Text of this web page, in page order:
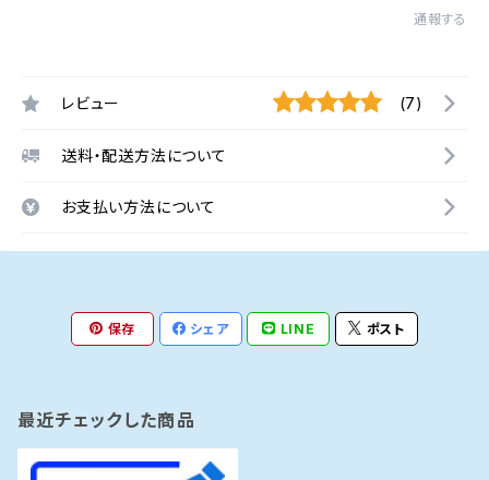
通報する
レビュー (7)
送料・配送方法について
お支払い方法について
保存 シェア LINE ポスト
最近チェックした商品